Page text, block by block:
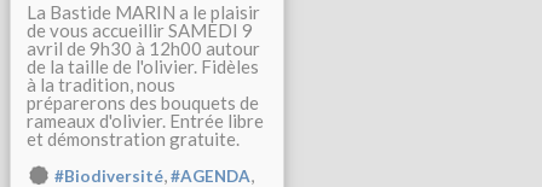
La Bastide MARIN a le plaisir
de vous accueillir SAMEDI 9
avril de 9h30 à 12h00 autour
de la taille de l'olivier. Fidèles
à la tradition, nous
préparerons des bouquets de
rameaux d'olivier. Entrée libre
et démonstration gratuite.
#Biodiversité,#AGENDA,